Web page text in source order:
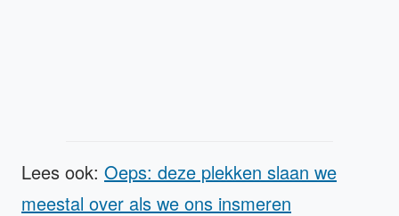
Lees ook: Oeps: deze plekken slaan we
meestal over als we ons insmeren